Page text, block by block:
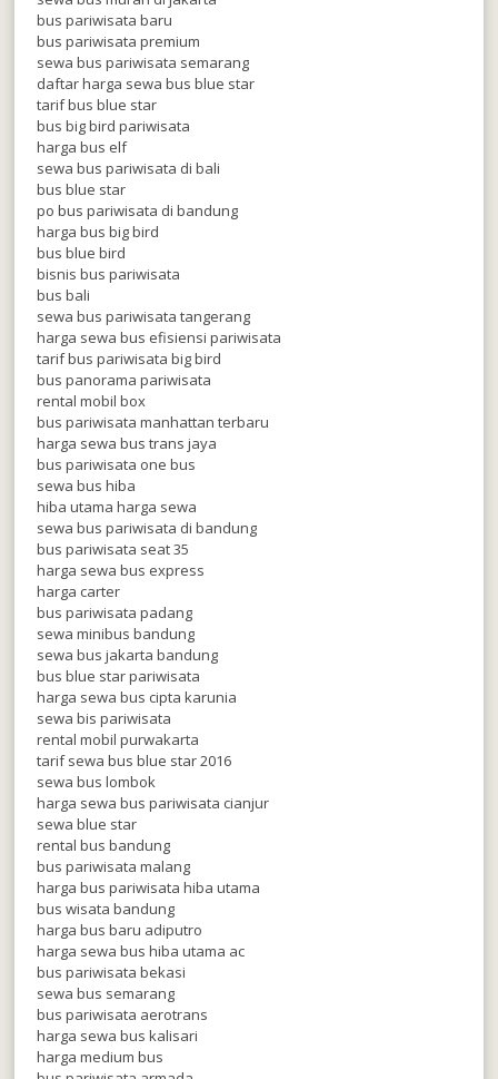
bus pariwisata baru
bus pariwisata premium
sewa bus pariwisata semarang
daftar harga sewa bus blue star
tarif bus blue star
bus big bird pariwisata
harga bus elf
sewa bus pariwisata di bali
bus blue star
po bus pariwisata di bandung
harga bus big bird
bus blue bird
bisnis bus pariwisata
bus bali
sewa bus pariwisata tangerang
harga sewa bus efisiensi pariwisata
tarif bus pariwisata big bird
bus panorama pariwisata
rental mobil box
bus pariwisata manhattan terbaru
harga sewa bus trans jaya
bus pariwisata one bus
sewa bus hiba
hiba utama harga sewa
sewa bus pariwisata di bandung
bus pariwisata seat 35
harga sewa bus express
harga carter
bus pariwisata padang
sewa minibus bandung
sewa bus jakarta bandung
bus blue star pariwisata
harga sewa bus cipta karunia
sewa bis pariwisata
rental mobil purwakarta
tarif sewa bus blue star 2016
sewa bus lombok
harga sewa bus pariwisata cianjur
sewa blue star
rental bus bandung
bus pariwisata malang
harga bus pariwisata hiba utama
bus wisata bandung
harga bus baru adiputro
harga sewa bus hiba utama ac
bus pariwisata bekasi
sewa bus semarang
bus pariwisata aerotrans
harga sewa bus kalisari
harga medium bus